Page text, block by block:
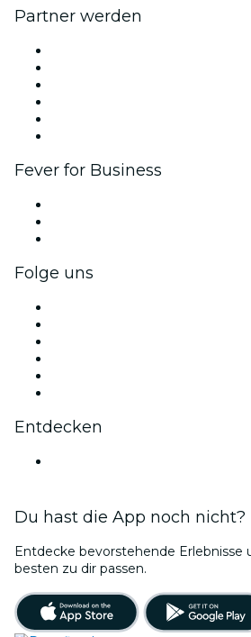
Partner werden
Fever for Business
Folge uns
Entdecken
Du hast die App noch nicht?
Entdecke bevorstehende Erlebnisse
besten zu dir passen.